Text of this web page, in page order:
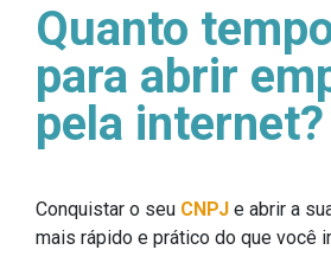
Quanto
para abrir
pela internet?
Conquistar o seu CNPJ e abrir a
mais rápido e prático do que você